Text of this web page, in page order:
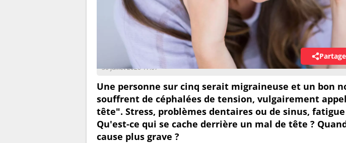
Anaïs Thiébaux
30 juillet 2020 17:07
Une personne sur cinq serait migraineuse et un bon
souffrent de céphalées de tension, vulgairement
tête". Stress, problèmes dentaires ou de sinus, fatigue
Qu'est-ce qui se cache derrière un mal de tête ?
cause plus grave ?